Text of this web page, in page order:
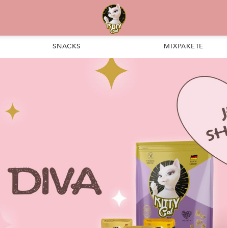
SNACKS MIXPAKETE